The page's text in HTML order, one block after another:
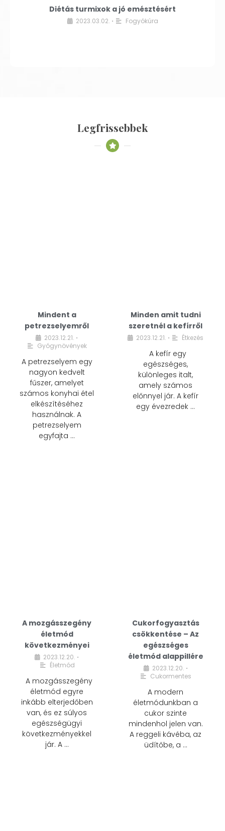
Diétás turmixok a jó emésztésért
2023.03.02. • Fogyókúra
Legfrissebbek
Mindent a
petrezselyemről
2023.12.21. •
Gyógynövények
A petrezselyem egy
nagyon kedvelt
fűszer, amelyet
számos konyhai étel
elkészítéséhez
használnak. A
petrezselyem
egyfajta …
Minden amit tudni
szeretnél a kefírről
2023.12.21. • Étkezés
A kefír egy
egészséges,
különleges italt,
amely számos
előnnyel jár. A kefír
egy évezredek …
A mozgásszegény
életmód
következményei
2023.12.20. •
Életmód
A mozgásszegény
életmód egyre
inkább elterjedőben
van, és ez súlyos
egészségügyi
következményekkel
jár. A …
Cukorfogyasztás
csökkentése – Az
egészséges
életmód alappillére
2023.12.20. •
Cukormentes
A modern
életmódunkban a
cukor szinte
mindenhol jelen van.
A reggeli kávéba, az
üdítőbe, a …